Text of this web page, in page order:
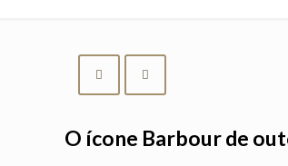
O ícone Barbour de